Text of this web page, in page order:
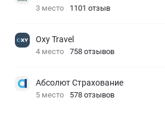
3 место 1101 отзыв
Oxy Travel
4 место 758 отзывов
Абсолют Страхование
5 место 578 отзывов